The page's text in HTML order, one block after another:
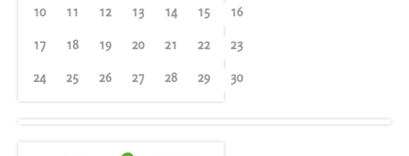
10 11 12 13 14 15 16
17 18 19 20 21 22 23
24 25 26 27 28 29 30